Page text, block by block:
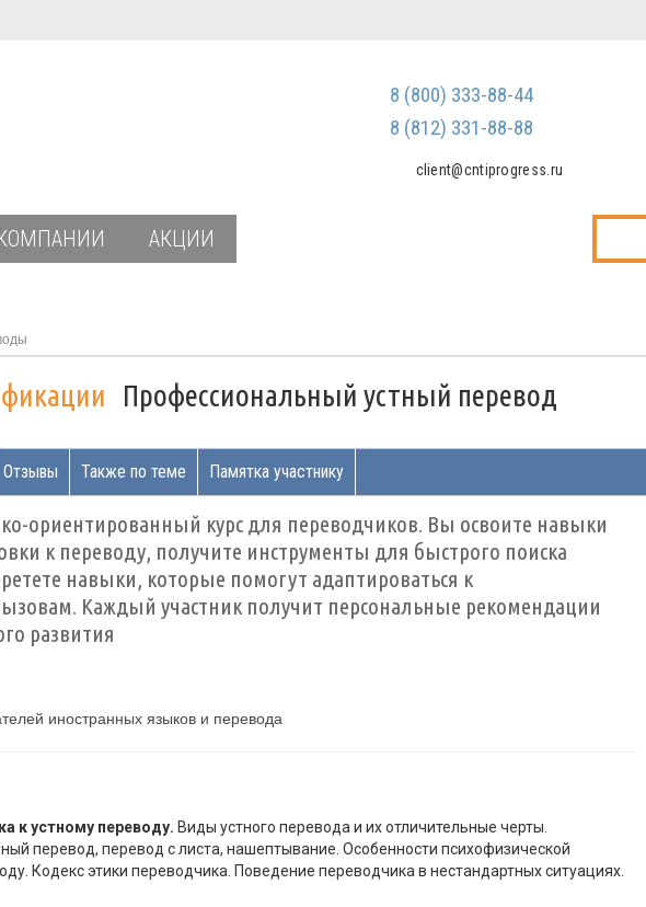
Мы не передаем ваши данные
спам
8 (800) 333-88-44
8 (812) 331-88-88
client@cntiprogress.ru
АКЦИИ
Профессиональный устный перевод
Отзывы Также по теме Памятка участнику
ориентированный курс для переводчиков. Вы освоите навыки
к переводу, получите инструменты для быстрого поиска
навыки, которые помогут адаптироваться к
Каждый участник получит персональные рекомендации
развития
иностранных языков и перевода
к устному переводу. Виды устного перевода и их отличительные черты.
перевод, перевод с листа, нашептывание. Особенности психофизической
Кодекс этики переводчика. Поведение переводчика в нестандартных ситуациях.